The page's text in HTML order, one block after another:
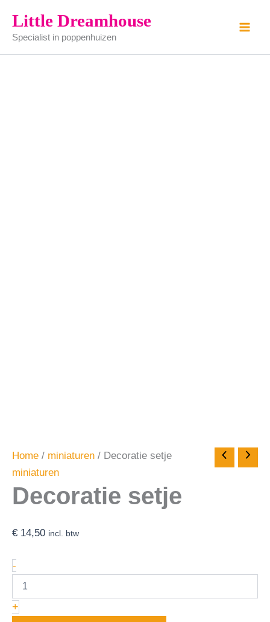
naar
inhoud
Little Dreamhouse
Specialist in poppenhuizen
Home / miniaturen / Decoratie setje
miniaturen
Decoratie setje
€ 14,50 incl. btw
-
setje
aantal
+